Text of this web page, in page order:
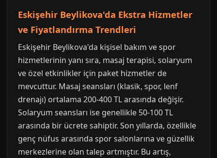
Eskişehir Beylikova'da Ekstra Hizmetler
ve Fiyatlandırma Trendleri
Eskişehir Beylikova'da kişisel bakım ve spor
hizmetlerinin yanı sıra, masaj terapisi, solaryum
ve özel etkinlikler için paket hizmetler de
mevcuttur. Masaj seansları (klasik, spor, lenf
drenajı) ortalama 200-400 TL arasında değişir.
Solaryum seansları ise genellikle 50-100 TL
arasında bir ücrete sahiptir. Son yıllarda, özellikle
genç nüfus arasında spor salonlarına ve güzellik
merkezlerine olan talep artmıştır. Bu artış,